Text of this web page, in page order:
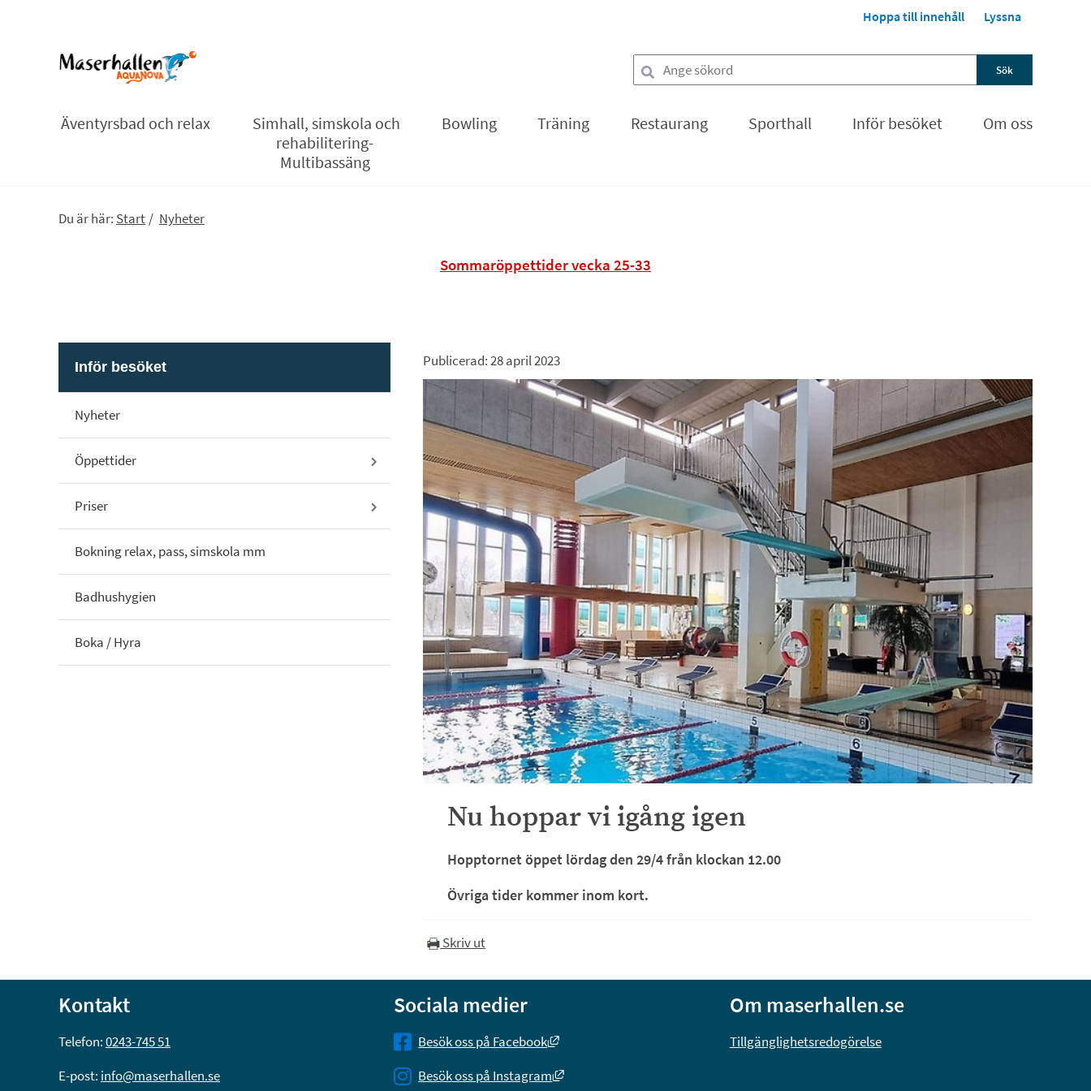
Hoppa till innehåll Lyssna
Äventyrsbad och relax
Simhall, simskola och
rehabilitering-
Multibassäng
Bowling Träning Restaurang Sporthall Inför besöket Om oss
Du är här: Start / Nyheter
Sommaröppettider vecka 25-33
Inför besöket
Nyheter
Öppettider
Priser
Bokning relax, pass, simskola mm
Badhushygien
Boka / Hyra
Publicerad: 28 april 2023
Nu hoppar vi igång igen
Hopptornet öppet lördag den 29/4 från klockan 12.00
Övriga tider kommer inom kort.
Skriv ut
Kontakt
Telefon: 0243-745 51
E-post: info@maserhallen.se
Sociala medier
Besök oss på Facebook
Länk till annan webbplats, öppnas i nytt fönster.
Besök oss på Instagram
Länk till annan webbplats, öppnas i nytt fönster.
Om maserhallen.se
Tillgänglighetsredogörelse